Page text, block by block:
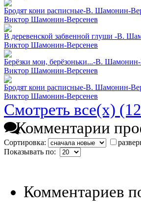
Бродят кони расписные-В. Шамонин-
Виктор Шамонин-Версенев
В деревенской забвенной глуши -В.
Виктор Шамонин-Версенев
Берёзки мои, берёзоньки...-В.
Виктор Шамонин-Версенев
Бродят кони расписные-В. Шамонин-
Виктор Шамонин-Версенев
Смотреть все(х)
Комментарии
Сортировка:
Показывать по:
Комментариев